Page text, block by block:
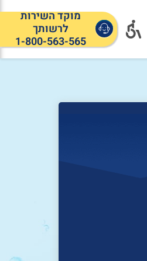
מוקד השירות
לרשותך
1-800-563-565